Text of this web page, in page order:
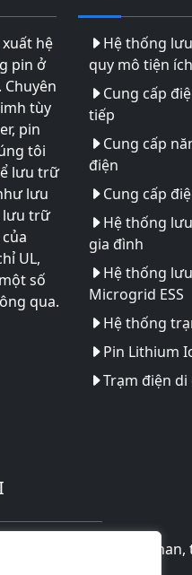
xuất hệ
pin ở
tùy
pin
tôi
lưu trữ
lưu
lưu trữ
UL,
số
qua.
Hệ thống
quy mô tiện ích
Cung cấp
tiếp
Cung cấp
điện
Cung cấp
Hệ thống
gia đình
Hệ thống
Microgrid ESS
Hệ thống
Pin Lithium
Trạm điện di
công nghệ cao